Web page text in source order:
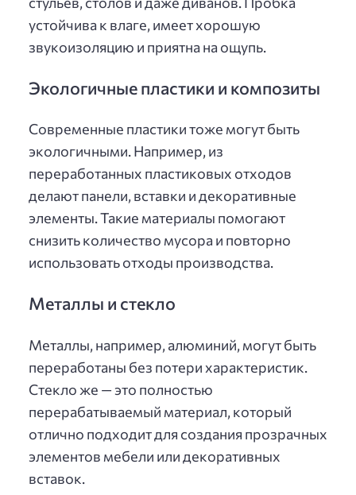
устойчива к влаге, имеет хорошую
звукоизоляцию и приятна на ощупь.
Экологичные пластики и композиты
Современные пластики тоже могут быть
экологичными. Например, из
переработанных пластиковых отходов
делают панели, вставки и декоративные
элементы. Такие материалы помогают
снизить количество мусора и повторно
использовать отходы производства.
Металлы и стекло
Металлы, например, алюминий, могут быть
переработаны без потери характеристик.
Стекло же — это полностью
перерабатываемый материал, который
отлично подходит для создания прозрачных
элементов мебели или декоративных
вставок.